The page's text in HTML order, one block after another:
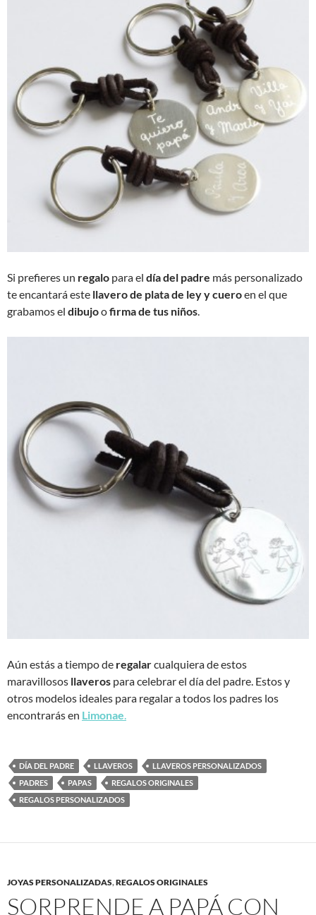
Si prefieres un regalo para el día del padre más personalizado
te encantará este llavero de plata de ley y cueroen el que
grabamos el dibujoofirma de tus niños
Aún estás a tiempo de regalarcualquiera de estos
maravillosos llaveros para celebrar el día del padre. Estos y
otros modelos ideales para regalar a todos los padres los
encontrarás en Limonae
DÍA DEL PADRE LLAVEROS
LLAVEROS PERSONALIZADOS
PADRES
PAPAS
REGALOS ORIGINALES
REGALOS PERSONALIZADOS
JOYAS PERSONALIZADAS,REGALOS ORIGINALES
SORPRENDE A PAPÁ CON